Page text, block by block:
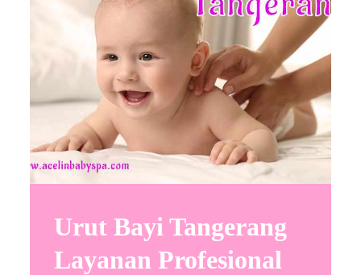
Urut Bayi Tangerang
Layanan Profesional